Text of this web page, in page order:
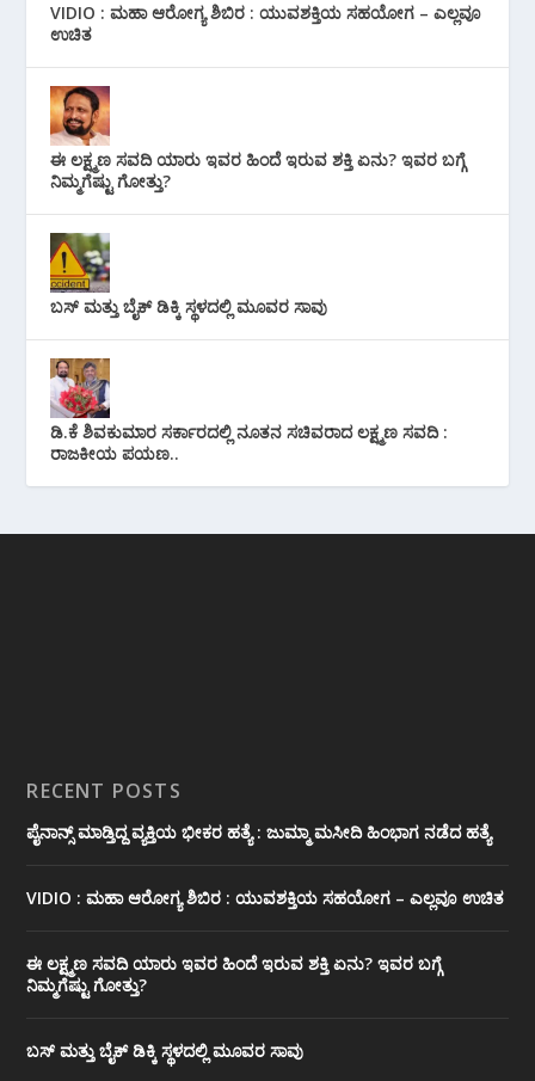
VIDIO : ಮಹಾ ಆರೋಗ್ಯ ಶಿಬಿರ : ಯುವಶಕ್ತಿಯ ಸಹಯೋಗ – ಎಲ್ಲವೂ
ಉಚಿತ
ಈ ಲಕ್ಷ್ಮಣ ಸವದಿ ಯಾರು ಇವರ ಹಿಂದೆ ಇರುವ ಶಕ್ತಿ ಏನು? ಇವರ ಬಗ್ಗೆ
ನಿಮ್ಮಗೆಷ್ಟು ಗೋತ್ತು?
ಬಸ್ ಮತ್ತು ಬೈಕ್ ಡಿಕ್ಕಿ ಸ್ಥಳದಲ್ಲಿ ಮೂವರ ಸಾವು
ಡಿ.ಕೆ ಶಿವಕುಮಾರ ಸರ್ಕಾರದಲ್ಲಿ ನೂತನ ಸಚಿವರಾದ ಲಕ್ಷ್ಮಣ ಸವದಿ :
ರಾಜಕೀಯ ಪಯಣ..
RECENT POSTS
ಪೈನಾನ್ಸ್ ಮಾಡ್ತಿದ್ದ ವ್ಯಕ್ತಿಯ ಭೀಕರ‌ ಹತ್ಯೆ : ಜುಮ್ಮಾ ಮಸೀದಿ ಹಿಂಭಾಗ ನಡೆದ ಹತ್ಯೆ
VIDIO : ಮಹಾ ಆರೋಗ್ಯ ಶಿಬಿರ : ಯುವಶಕ್ತಿಯ ಸಹಯೋಗ – ಎಲ್ಲವೂ ಉಚಿತ
ಈ ಲಕ್ಷ್ಮಣ ಸವದಿ ಯಾರು ಇವರ ಹಿಂದೆ ಇರುವ ಶಕ್ತಿ ಏನು? ಇವರ ಬಗ್ಗೆ
ನಿಮ್ಮಗೆಷ್ಟು ಗೋತ್ತು?
ಬಸ್ ಮತ್ತು ಬೈಕ್ ಡಿಕ್ಕಿ ಸ್ಥಳದಲ್ಲಿ ಮೂವರ ಸಾವು